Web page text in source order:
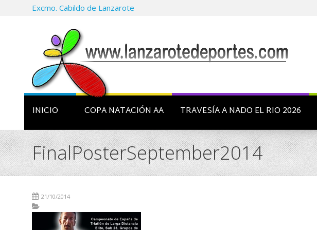
Excmo. Cabildo de Lanzarote
INICIO COPA NATACIÓN AA TRAVESÍA A NADO EL RIO 2026
FinalPosterSeptember2014
21/10/2014